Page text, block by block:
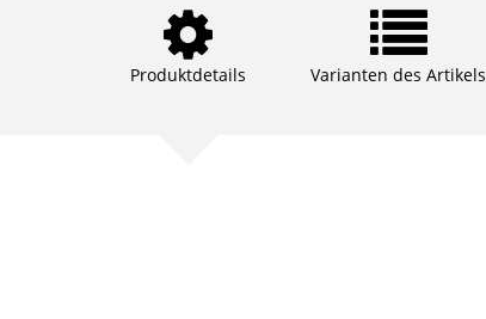
Produktdetails Varianten des Artikels